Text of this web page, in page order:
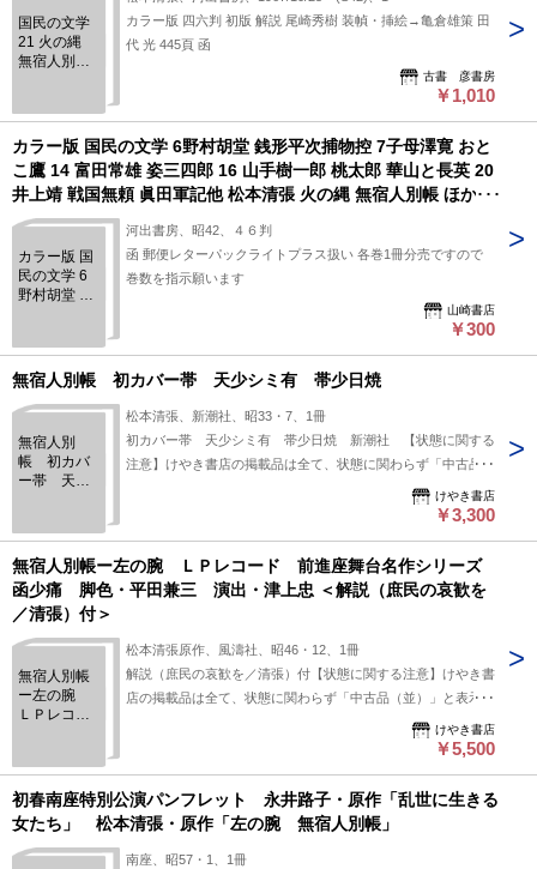
国民の文学
21 火の縄
無宿人別帳
カラー版 四六判 初版 解説 尾崎秀樹 装幀・挿絵→亀倉雄策 田
代 光 445頁 函
古書 彦書房
￥1,010
カラー版 国民の文学 6野村胡堂 銭形平次捕物控 7子母澤寛 おと
こ鷹 14 富田常雄 姿三四郎 16 山手樹一郎 桃太郎 華山と長英 20
井上靖 戦国無頼 眞田軍記他 松本清張 火の縄 無宿人別帳 ほか 各
巻1冊分売です
カラー版 国
民の文学 6
野村胡堂 銭
寛 おとこ鷹
14 富田常雄
姿三四郎 16
山手樹一郎
と長英 20井
上靖 戦国無
頼 眞田軍記
人別帳 ほか
各巻1冊分売
です
河出書房、昭42、４６判
函 郵便レターパックライトプラス扱い 各巻1冊分売ですので
巻数を指示願います
山崎書店
￥300
無宿人別帳 初カバー帯 天少シミ有 帯少日焼
無宿人別
帳 初カバ
ー帯 天少
松本清張、新潮社、昭33・7、1冊
初カバー帯 天少シミ有 帯少日焼 新潮社 【状態に関する
注意】けやき書店の掲載品は全て、状態に関わらず「中古品
（並）」と表示されています。「日本の古本屋」は６段階の
「状態」表記が必須となりましたが、当店の扱う商品の特質
欄の「中古品（並）」という表現は考慮にいれないで下さい。
痛みなどの瑕疵につきましては、解説欄等をご参考にして下さ
けやき書店
￥3,300
無宿人別帳ー左の腕 ＬＰレコード 前進座舞台名作シリーズ
函少痛 脚色・平田兼三 演出・津上忠 ＜解説（庶民の哀歓を
／清張）付＞
無宿人別帳
ー左の腕
ＬＰレコー
リーズ 函
少痛 脚
色・平田兼
三 演出・
津上忠 ＜解
松本清張原作、風濤社、昭46・12、1冊
解説（庶民の哀歓を／清張）付【状態に関する注意】けやき書
店の掲載品は全て、状態に関わらず「中古品（並）」と表示さ
れています。「日本の古本屋」は６段階の「状態」表記が必須
となりましたが、当店の扱う商品の特質上、状態の簡易な区分
という表現は考慮にいれないで下さい。痛みなどの瑕疵につき
ましては、解説欄等をご参考にして下さい。状態表記の無いも
けやき書店
￥5,500
初春南座特別公演パンフレット 永井路子・原作「乱世に生きる
女たち」 松本清張・原作「左の腕 無宿人別帳」
南座、昭57・1、1冊